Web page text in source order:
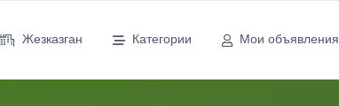
Жезказган Категории Мои объявления